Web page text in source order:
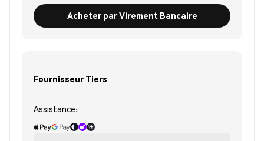
Acheter par Virement Bancaire
Fournisseur Tiers
Assistance: